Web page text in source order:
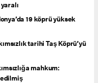
19 köprü yüksek
tarihi Taş Köprü’yü
mahkum: